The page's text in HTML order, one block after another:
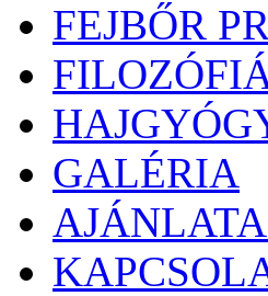
FEJBŐR
GALÉRIA